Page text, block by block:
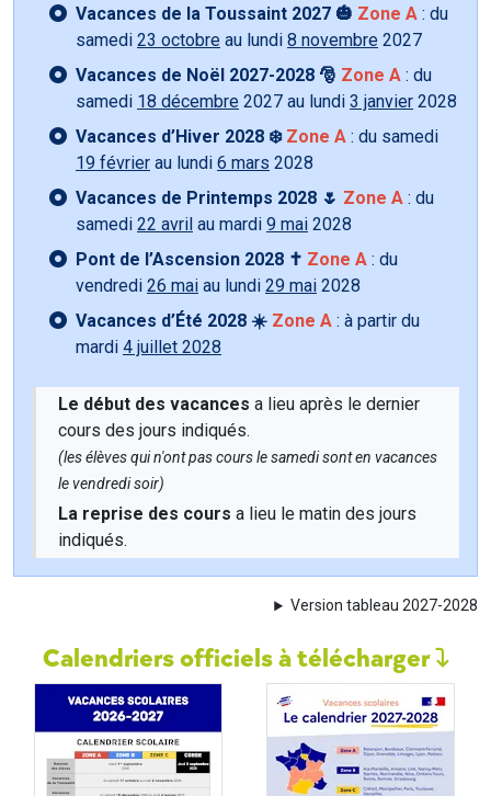
Vacances de la Toussaint 2027 🎃 Zone A : du
samedi 23 octobre au lundi 8 novembre 2027
Vacances de Noël 2027-2028 🎅 Zone A : du
samedi 18 décembre 2027 au lundi 3 janvier 2028
Vacances d’Hiver 2028 ❄️ Zone A : du samedi
19 février au lundi 6 mars 2028
Vacances de Printemps 2028 🌷 Zone A : du
samedi 22 avril au mardi 9 mai 2028
Pont de l’Ascension 2028 ✝️ Zone A : du
vendredi 26 mai au lundi 29 mai 2028
Vacances d’Été 2028 ☀️ Zone A : à partir du
mardi 4 juillet 2028
Le début des vacances a lieu après le dernier
cours des jours indiqués.
(les élèves qui n'ont pas cours le samedi sont en vacances
le vendredi soir)
La reprise des cours a lieu le matin des jours
indiqués.
Version tableau 2027-2028
Calendriers officiels à télécharger